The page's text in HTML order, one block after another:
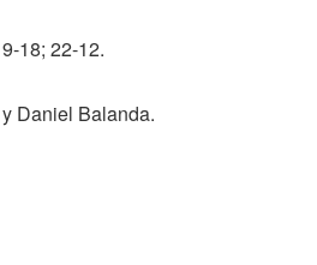
18; 22-12.
Daniel Balanda.